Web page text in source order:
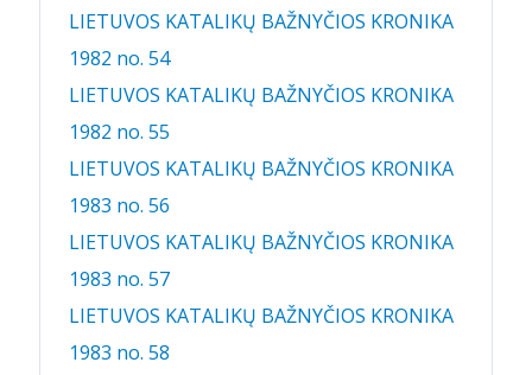
LIETUVOS KATALIKŲ BAŽNYČIOS KRONIKA
1982 no. 54
LIETUVOS KATALIKŲ BAŽNYČIOS KRONIKA
1982 no. 55
LIETUVOS KATALIKŲ BAŽNYČIOS KRONIKA
1983 no. 56
LIETUVOS KATALIKŲ BAŽNYČIOS KRONIKA
1983 no. 57
LIETUVOS KATALIKŲ BAŽNYČIOS KRONIKA
1983 no. 58